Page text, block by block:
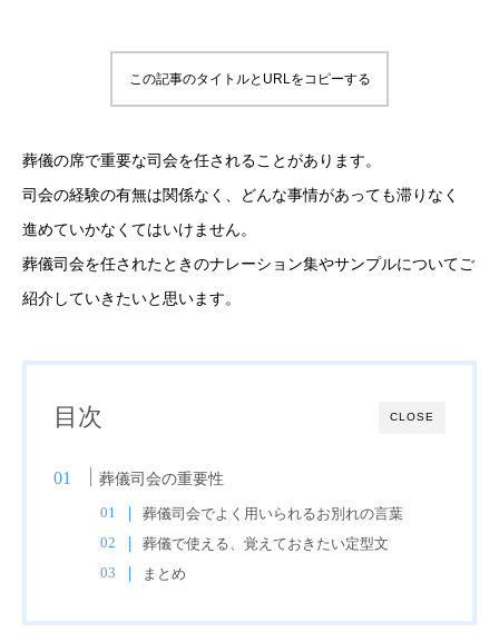
この記事のタイトルとURLをコピーする
葬儀の席で重要な司会を任されることがあります。
司会の経験の有無は関係なく、どんな事情があっても滞りなく
進めていかなくてはいけません。
葬儀司会を任されたときのナレーション集やサンプルについてご
紹介していきたいと思います。
CLOSE
目次
葬儀司会の重要性
葬儀司会でよく用いられるお別れの言葉
葬儀で使える、覚えておきたい定型文
まとめ